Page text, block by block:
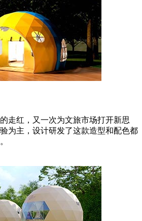
走红，又一次为文旅市场打开新思
为主，设计研发了这款造型和配色都